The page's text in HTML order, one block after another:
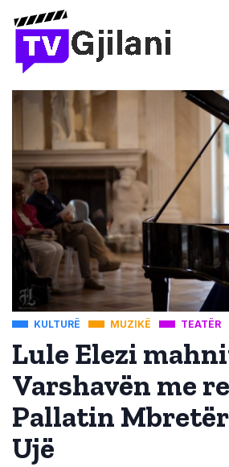
KULTURË MUZIKË TEATËR
Lule Elezi
Varshavën me
Pallatin
Ujë